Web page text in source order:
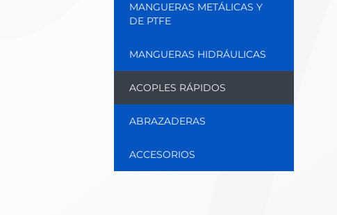
MANGUERAS METÁLICAS Y
DE PTFE
MANGUERAS HIDRÁULICAS
ACOPLES RÁPIDOS
ABRAZADERAS
ACCESORIOS